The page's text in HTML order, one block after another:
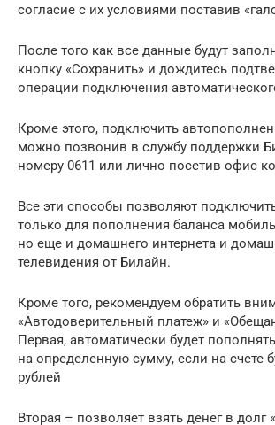
согласие с их условиями поставив
После того как все данные будут
кнопку «Сохранить» и дождитесь
операции подключения
Кроме этого, подключить
можно позвонив в службу поддержки
номеру 0611 или лично посетив офис
Все эти способы позволяют
только для пополнения баланса
но еще и домашнего интернета и
телевидения от Билайн.
Кроме того, рекомендуем обратить
«Автодоверительный платеж» и
Первая, автоматически будет
на определенную сумму, если на счете
рублей
Вторая – позволяет взять денег в долг